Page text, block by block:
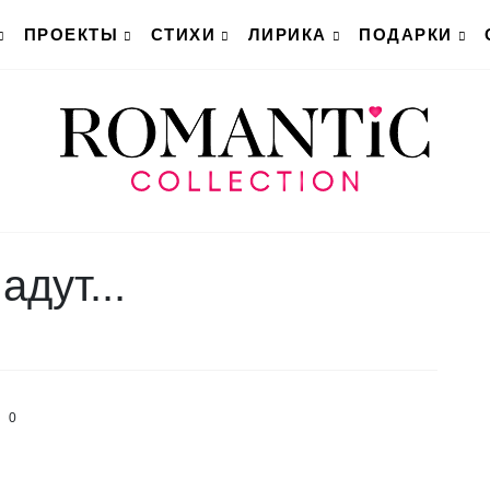
ПРОЕКТЫ СТИХИ ЛИРИКА ПОДАРКИ
0